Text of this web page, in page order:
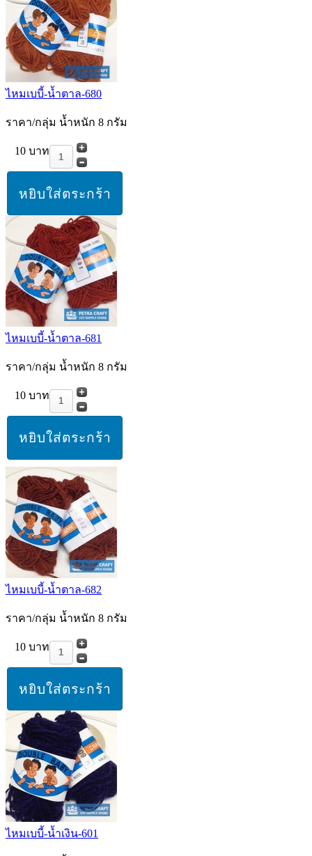
ไหมเบบี้-น้ำตาล-680
ราคา/กลุ่ม น้ำหนัก 8 กรัม
10 บาท
ไหมเบบี้-น้ำตาล-681
ราคา/กลุ่ม น้ำหนัก 8 กรัม
10 บาท
ไหมเบบี้-น้ำตาล-682
ราคา/กลุ่ม น้ำหนัก 8 กรัม
10 บาท
ไหมเบบี้-น้ำเงิน-601